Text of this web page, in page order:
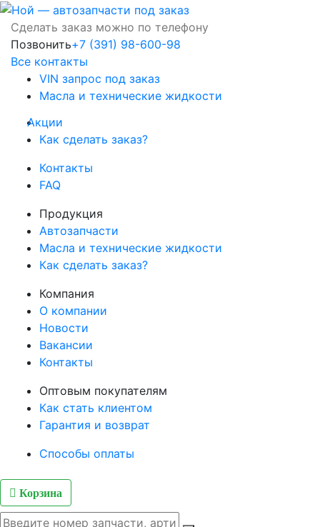
Сделать заказ можно по телефону
Позвонить+7 (391) 98-600-98
Все контакты
VIN запрос под заказ
Масла и технические жидкости
Акции
Как сделать заказ?
Контакты
FAQ
Продукция
Автозапчасти
Масла и технические жидкости
Как сделать заказ?
Компания
О компании
Новости
Вакансии
Контакты
Оптовым покупателям
Как стать клиентом
Гарантия и возврат
Способы оплаты
Корзина